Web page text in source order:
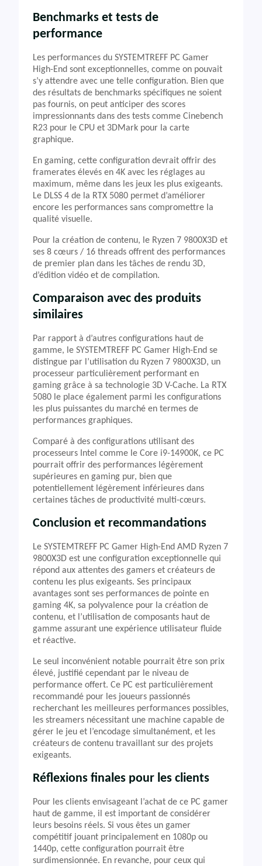
Benchmarks et tests de
performance
Les performances du SYSTEMTREFF PC Gamer
High-End sont exceptionnelles, comme on pouvait
s’y attendre avec une telle configuration. Bien que
des résultats de benchmarks spécifiques ne soient
pas fournis, on peut anticiper des scores
impressionnants dans des tests comme Cinebench
R23 pour le CPU et 3DMark pour la carte
graphique.
En gaming, cette configuration devrait offrir des
framerates élevés en 4K avec les réglages au
maximum, même dans les jeux les plus exigeants.
Le DLSS 4 de la RTX 5080 permet d’améliorer
encore les performances sans compromettre la
qualité visuelle.
Pour la création de contenu, le Ryzen 7 9800X3D et
ses 8 cœurs / 16 threads offrent des performances
de premier plan dans les tâches de rendu 3D,
d’édition vidéo et de compilation.
Comparaison avec des produits
similaires
Par rapport à d’autres configurations haut de
gamme, le SYSTEMTREFF PC Gamer High-End se
distingue par l’utilisation du Ryzen 7 9800X3D, un
processeur particulièrement performant en
gaming grâce à sa technologie 3D V-Cache. La RTX
5080 le place également parmi les configurations
les plus puissantes du marché en termes de
performances graphiques.
Comparé à des configurations utilisant des
processeurs Intel comme le Core i9-14900K, ce PC
pourrait offrir des performances légèrement
supérieures en gaming pur, bien que
potentiellement légèrement inférieures dans
certaines tâches de productivité multi-cœurs.
Conclusion et recommandations
Le SYSTEMTREFF PC Gamer High-End AMD Ryzen 7
9800X3D est une configuration exceptionnelle qui
répond aux attentes des gamers et créateurs de
contenu les plus exigeants. Ses principaux
avantages sont ses performances de pointe en
gaming 4K, sa polyvalence pour la création de
contenu, et l’utilisation de composants haut de
gamme assurant une expérience utilisateur fluide
et réactive.
Le seul inconvénient notable pourrait être son prix
élevé, justifié cependant par le niveau de
performance offert. Ce PC est particulièrement
recommandé pour les joueurs passionnés
recherchant les meilleures performances possibles,
les streamers nécessitant une machine capable de
gérer le jeu et l’encodage simultanément, et les
créateurs de contenu travaillant sur des projets
exigeants.
Réflexions finales pour les clients
Pour les clients envisageant l’achat de ce PC gamer
haut de gamme, il est important de considérer
leurs besoins réels. Si vous êtes un gamer
compétitif jouant principalement en 1080p ou
1440p, cette configuration pourrait être
surdimensionnée. En revanche, pour ceux qui